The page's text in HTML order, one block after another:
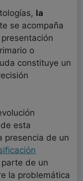
la
se acompaña
o
constituye un
esta
presencia de un
de un
la problemática